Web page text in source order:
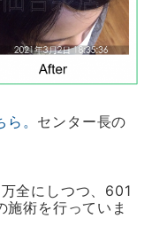
。 センター長の
全にしつつ、601
術を行っていま